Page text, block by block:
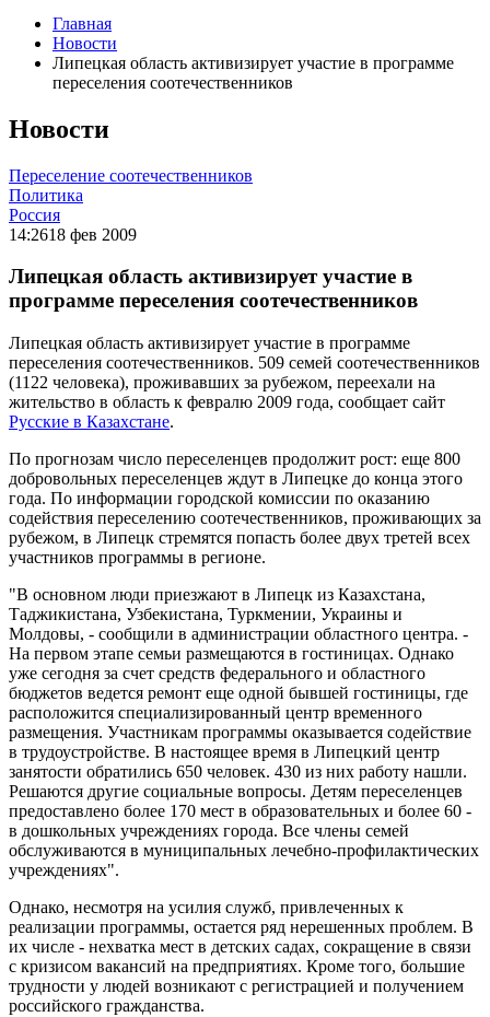
Главная
Новости
Липецкая область активизирует участие в программе
переселения соотечественников
Новости
Переселение соотечественников
Политика
Россия
14:2618 фев 2009
Липецкая область активизирует участие в
программе переселения соотечественников
Липецкая область активизирует участие в программе
переселения соотечественников. 509 семей соотечественников
(1122 человека), проживавших за рубежом, переехали на
жительство в область к февралю 2009 года, сообщает сайт
Русские в Казахстане.
По прогнозам число переселенцев продолжит рост: еще 800
добровольных переселенцев ждут в Липецке до конца этого
года. По информации городской комиссии по оказанию
содействия переселению соотечественников, проживающих за
рубежом, в Липецк стремятся попасть более двух третей всех
участников программы в регионе.
"В основном люди приезжают в Липецк из Казахстана,
Таджикистана, Узбекистана, Туркмении, Украины и
Молдовы, - сообщили в администрации областного центра. -
На первом этапе семьи размещаются в гостиницах. Однако
уже сегодня за счет средств федерального и областного
бюджетов ведется ремонт еще одной бывшей гостиницы, где
расположится специализированный центр временного
размещения. Участникам программы оказывается содействие
в трудоустройстве. В настоящее время в Липецкий центр
занятости обратились 650 человек. 430 из них работу нашли.
Решаются другие социальные вопросы. Детям переселенцев
предоставлено более 170 мест в образовательных и более 60 -
в дошкольных учреждениях города. Все члены семей
обслуживаются в муниципальных лечебно-профилактических
учреждениях".
Однако, несмотря на усилия служб, привлеченных к
реализации программы, остается ряд нерешенных проблем. В
их числе - нехватка мест в детских садах, сокращение в связи
с кризисом вакансий на предприятиях. Кроме того, большие
трудности у людей возникают с регистрацией и получением
российского гражданства.